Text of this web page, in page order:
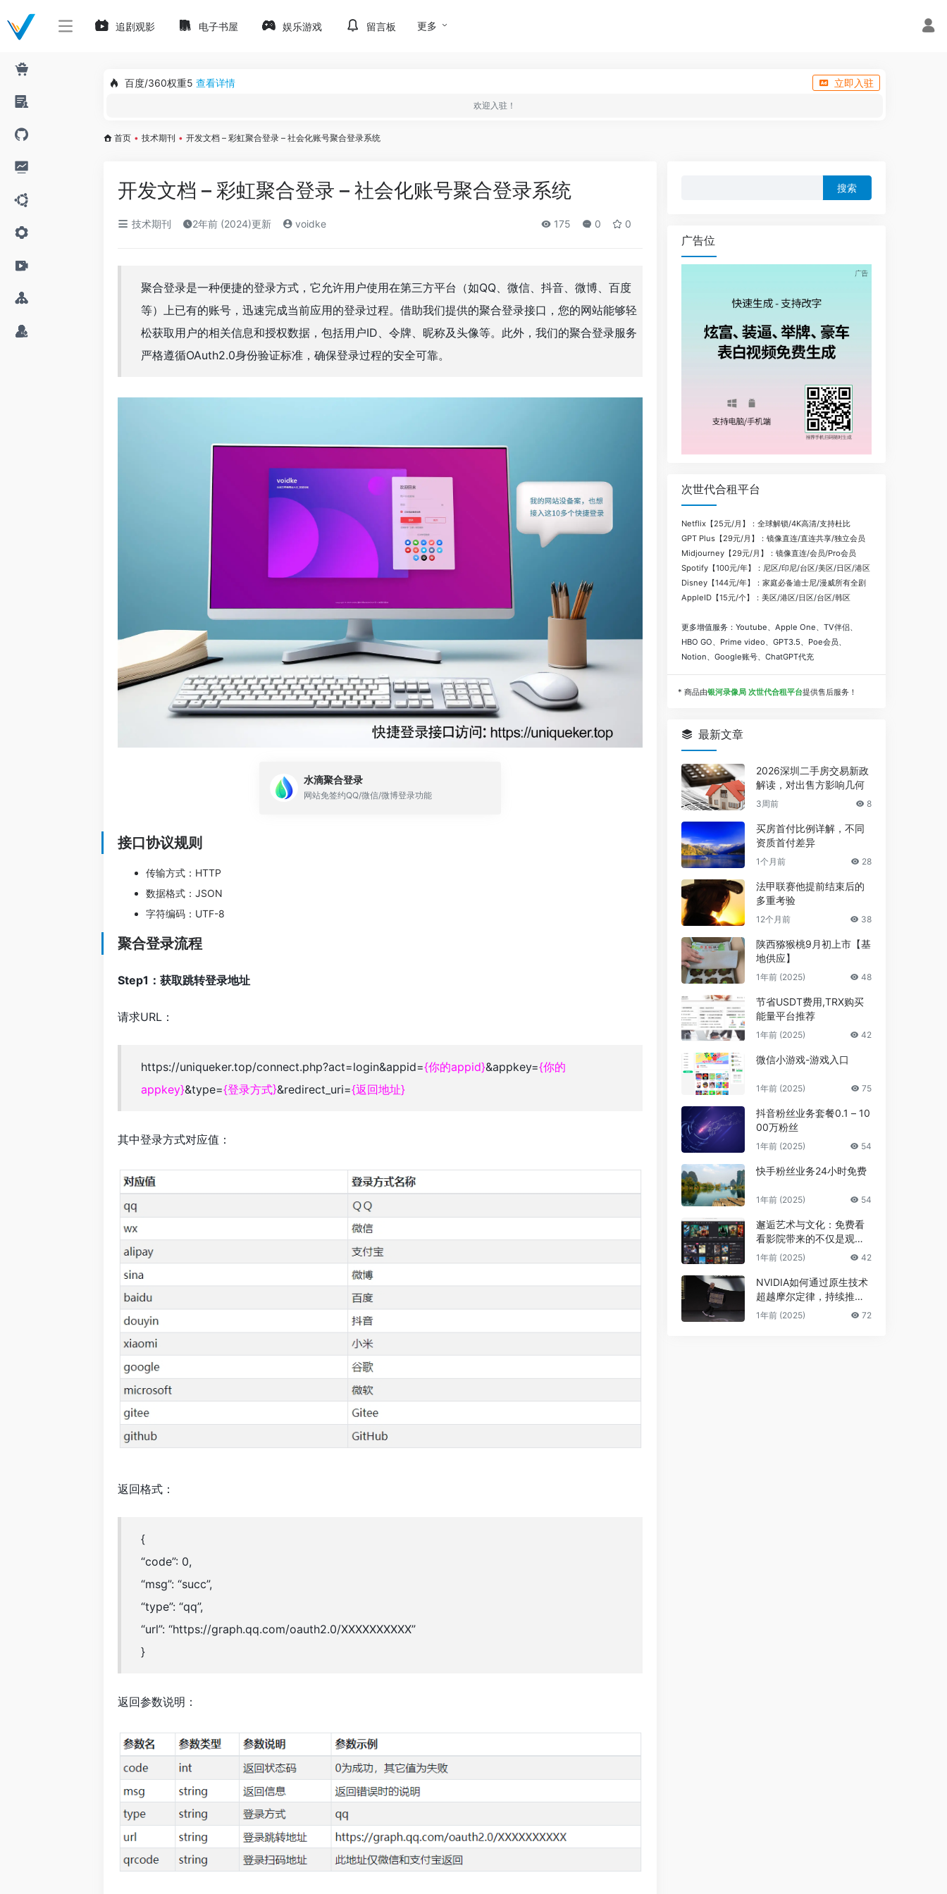
追剧观影 电子书屋 娱乐游戏 留言板 更多
百度/360权重5 查看详情 立即入驻
欢迎入驻！
首页 • 技术期刊 • 开发文档 – 彩虹聚合登录 – 社会化账号聚合登录系统
开发文档 – 彩虹聚合登录 – 社会化账号聚合登录系统
技术期刊 2年前 (2024)更新 voidke 175 0 0
聚合登录是一种便捷的登录方式，它允许用户使用在第三方平台（如QQ、微信、抖音、微博、百度
等）上已有的账号，迅速完成当前应用的登录过程。借助我们提供的聚合登录接口，您的网站能够轻
松获取用户的相关信息和授权数据，包括用户ID、令牌、昵称及头像等。此外，我们的聚合登录服务
严格遵循OAuth2.0身份验证标准，确保登录过程的安全可靠。
水滴聚合登录
网站免签约QQ/微信/微博登录功能
接口协议规则
传输方式：HTTP
数据格式：JSON
字符编码：UTF-8
聚合登录流程
Step1：获取跳转登录地址
请求URL：
https://uniqueker.top/connect.php?act=login&appid={你的appid}&appkey={你的
appkey}&type={登录方式}&redirect_uri={返回地址}
其中登录方式对应值：
返回格式：
{
“code”: 0,
“msg”: “succ”,
“type”: “qq”,
“url”: “https://graph.qq.com/oauth2.0/XXXXXXXXXX”
}
返回参数说明：
广告位
次世代合租平台
Netflix【25元/月】：全球解锁/4K高清/支持杜比
GPT Plus【29元/月】：镜像直连/直连共享/独立会员
Midjourney【29元/月】：镜像直连/会员/Pro会员
Spotify【100元/年】：尼区/印尼/台区/美区/日区/港区
Disney【144元/年】：家庭必备迪士尼/漫威所有全剧
AppleID【15元/个】：美区/港区/日区/台区/韩区
更多增值服务：Youtube、Apple One、TV伴侣、
HBO GO、Prime video、GPT3.5、Poe会员、
Notion、Google账号、ChatGPT代充
* 商品由银河录像局 次世代合租平台提供售后服务！
最新文章
2026深圳二手房交易新政
解读，对出售方影响几何
3周前 8
买房首付比例详解，不同
资质首付差异
1个月前 28
法甲联赛他提前结束后的
多重考验
12个月前 38
陕西猕猴桃9月初上市【基
地供应】
1年前 (2025) 48
节省USDT费用,TRX购买
能量平台推荐
1年前 (2025) 42
微信小游戏-游戏入口
1年前 (2025) 75
抖音粉丝业务套餐0.1 – 10
00万粉丝
1年前 (2025) 54
快手粉丝业务24小时免费
1年前 (2025) 54
邂逅艺术与文化：免费看
看影院带来的不仅是观影
享受，更是精神的共鸣
1年前 (2025) 42
NVIDIA如何通过原生技术
超越摩尔定律，持续推进A
I发展
1年前 (2025) 72